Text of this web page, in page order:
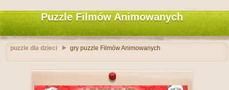
Puzzle Filmów Animowanych
puzzle dla dzieci gry puzzle Filmów Animowanych